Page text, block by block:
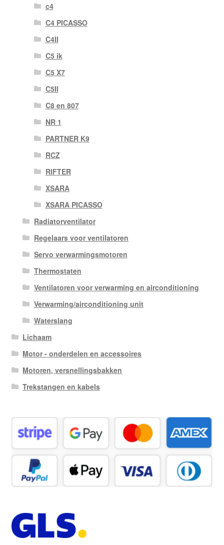
c4
C4 PICASSO
C4II
C5 ik
C5 X7
C5II
C8 en 807
NR 1
PARTNER K9
RCZ
RIFTER
XSARA
XSARA PICASSO
Radiatorventilator
Regelaars voor ventilatoren
Servo verwarmingsmotoren
Thermostaten
Ventilatoren voor verwarming en airconditioning
Verwarming/airconditioning unit
Waterslang
Lichaam
Motor - onderdelen en accessoires
Motoren, versnellingsbakken
Trekstangen en kabels